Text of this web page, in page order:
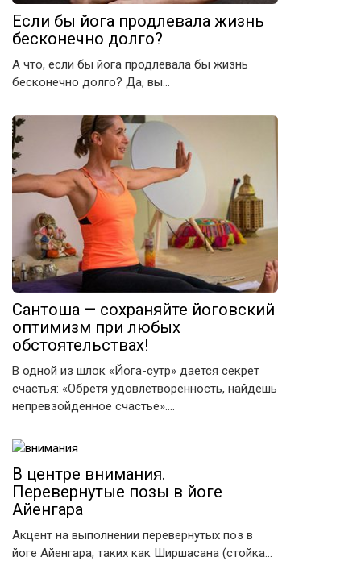
Если бы йога продлевала жизнь
бесконечно долго?
А что, если бы йога продлевала бы жизнь
бесконечно долго? Да, вы…
Сантоша — сохраняйте йоговский
оптимизм при любых
обстоятельствах!
В одной из шлок «Йога-сутр» дается секрет
счастья: «Обретя удовлетворенность, найдешь
непревзойденное счастье»….
В центре внимания.
Перевернутые позы в йоге
Айенгара
Акцент на выполнении перевернутых поз в
йоге Айенгара, таких как Ширшасана (стойка…